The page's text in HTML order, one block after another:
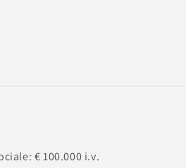
€ 100.000 i.v.